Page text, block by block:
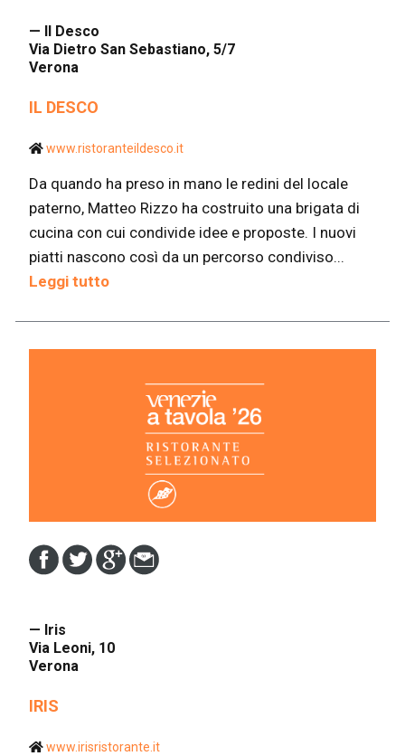
— Il Desco
Via Dietro San Sebastiano, 5/7
Verona
IL DESCO
www.ristoranteildesco.it
Da quando ha preso in mano le redini del locale
paterno, Matteo Rizzo ha costruito una brigata di
cucina con cui condivide idee e proposte. I nuovi
piatti nascono così da un percorso condiviso...
Leggi tutto
— Iris
Via Leoni, 10
Verona
IRIS
www.irisristorante.it